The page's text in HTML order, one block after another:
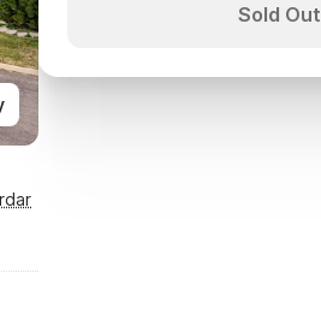
Sold Out